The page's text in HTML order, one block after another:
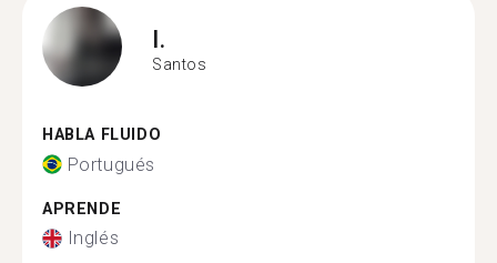
I.
Santos
HABLA FLUIDO
Portugués
APRENDE
Inglés